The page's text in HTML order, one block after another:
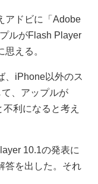
アドビに「Adobe
ルがFlash Player
える。
、iPhone以外のス
、アップルが
利になると考え
10.1の発表に
答を出した。それ